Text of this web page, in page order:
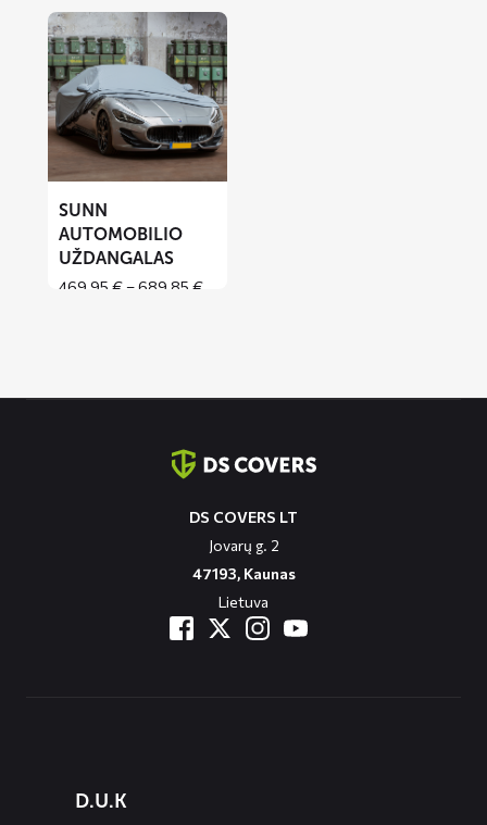
Lees
meer
over
SUNN
automobilio
uždangalas
SUNN
AUTOMOBILIO
UŽDANGALAS
469,95 €–689,85 €Price
DS COVERS LT
Jovarų g. 2
47193, Kaunas
Lietuva
menusD.U.K